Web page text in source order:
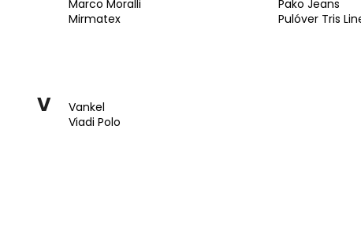
Marco Moralli
Mirmatex
Pako Jeans
Pulóver Tris
V
Vankel
Viadi Polo
KOŠEĽA K063-A03
€44,99
KOŠEĽA K063-
€44,99